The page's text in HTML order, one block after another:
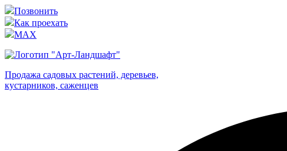
Позвонить
Как проехать
MAX
Продажа садовых растений, деревьев,
кустарников, саженцев